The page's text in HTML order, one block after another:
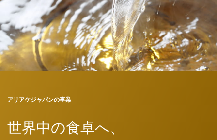
アリアケジャパンの事業
世界中の食卓へ、